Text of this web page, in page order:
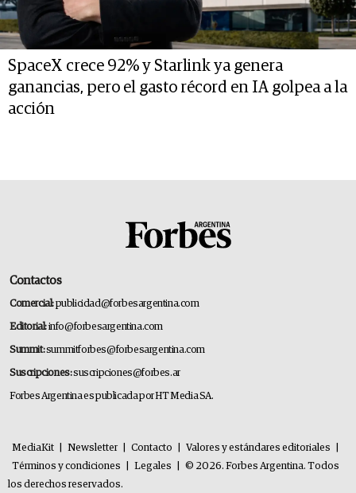
SpaceX crece 92% y Starlink ya genera
ganancias, pero el gasto récord en IA golpea a la
acción
Contactos
Comercial:publicidad@forbesargentina.com
Editorial:info@forbesargentina.com
Summit:summitforbes@forbesargentina.com
Suscripciones:suscripciones@forbes.ar
Forbes Argentina es publicada por HT Media SA.
MediaKit Newsletter Contacto Valores y estándares editoriales
Términos y condiciones
Legales
© 2026. Forbes Argentina. Todos
los derechos reservados.